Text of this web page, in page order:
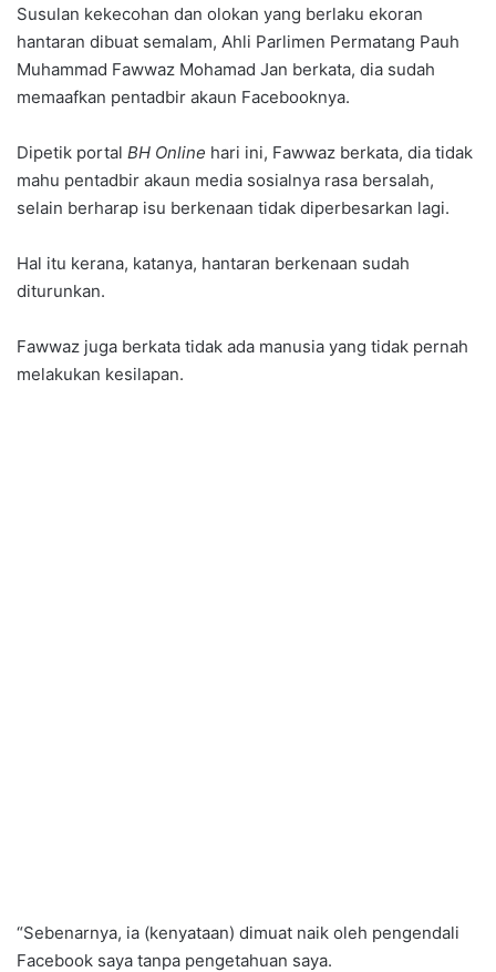
Susulan kekecohan dan olokan yang berlaku ekoran
hantaran dibuat semalam, Ahli Parlimen Permatang Pauh
Muhammad Fawwaz Mohamad Jan berkata, dia sudah
memaafkan pentadbir akaun Facebooknya.
Dipetik portal BH Online hari ini, Fawwaz berkata, dia tidak
mahu pentadbir akaun media sosialnya rasa bersalah,
selain berharap isu berkenaan tidak diperbesarkan lagi.
Hal itu kerana, katanya, hantaran berkenaan sudah
diturunkan.
Fawwaz juga berkata tidak ada manusia yang tidak pernah
melakukan kesilapan.
“Sebenarnya, ia (kenyataan) dimuat naik oleh pengendali
Facebook saya tanpa pengetahuan saya.